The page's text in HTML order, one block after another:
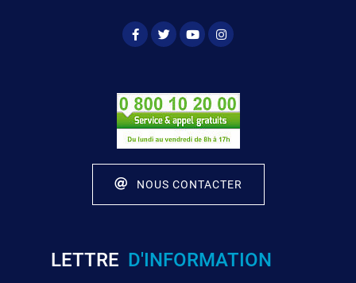
NOUS CONTACTER
LETTRE D'INFORMATION